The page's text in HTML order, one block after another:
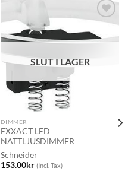
SLUT I LAGER
DIMMER
EXXACT LED
NATTLJUSDIMMER
Schneider
153.00kr (Incl. Tax)